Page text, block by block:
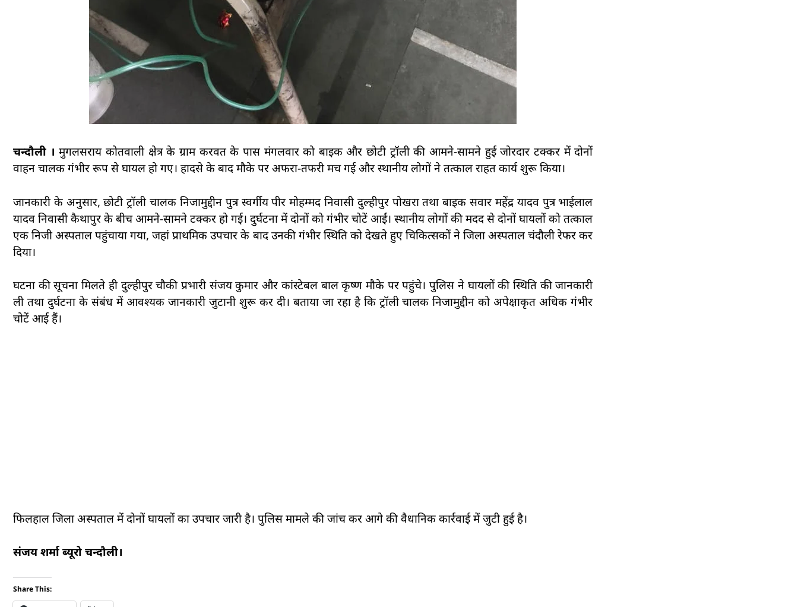
चन्दौली ।मुगलसराय कोतवाली क्षेत्र के ग्राम करवत के पास मंगलवार को बाइक और छोटी ट्रॉली की आमने-सामने हुई जोरदार टक्कर में दोनों
वाहन चालक गंभीर रूप से घायल हो गए। हादसे के बाद मौके पर अफरा-तफरी मच गई और स्थानीय लोगों ने तत्काल राहत कार्य शुरू किया।
जानकारी के अनुसार, छोटी ट्रॉली चालक निजामुद्दीन पुत्र स्वर्गीय पीर मोहम्मद निवासी दुल्हीपुर पोखरा तथा बाइक सवार महेंद्र यादव पुत्र भाईलाल
यादव निवासी कैथापुर के बीच आमने-सामने टक्कर हो गई। दुर्घटना में दोनों को गंभीर चोटें आईं। स्थानीय लोगों की मदद से दोनों घायलों को तत्काल
एक निजी अस्पताल पहुंचाया गया, जहां प्राथमिक उपचार के बाद उनकी गंभीर स्थिति को देखते हुए चिकित्सकों ने जिला अस्पताल चंदौली रेफर कर
दिया।
घटना की सूचना मिलते ही दुल्हीपुर चौकी प्रभारी संजय कुमार और कांस्टेबल बाल कृष्ण मौके पर पहुंचे। पुलिस ने घायलों की स्थिति की जानकारी
ली तथा दुर्घटना के संबंध में आवश्यक जानकारी जुटानी शुरू कर दी। बताया जा रहा है कि ट्रॉली चालक निजामुद्दीन को अपेक्षाकृत अधिक गंभीर
चोटें आई हैं।
फिलहाल जिला अस्पताल में दोनों घायलों का उपचार जारी है। पुलिस मामले की जांच कर आगे की वैधानिक कार्रवाई में जुटी हुई है।
संजय शर्मा ब्यूरो चन्दौली।
Share This: